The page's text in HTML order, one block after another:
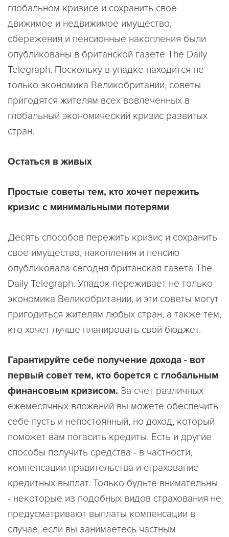
глобальном кризисе и сохранить свое
движимое и недвижимое имущество,
сбережения и пенсионные накопления были
опубликованы в британской газете The Daily
Telegraph. Поскольку в упадке находится не
только экономика Великобритании, советы
пригодятся жителям всех вовлеченных в
глобальный экономический кризис развитых
стран.
Остаться в живых
Простые советы тем, кто хочет пережить
кризис с минимальными потерями
Десять способов пережить кризис и сохранить
свое имущество, накопления и пенсию
опубликовала сегодня британская газета The
Daily Telegraph. Упадок переживает не только
экономика Великобритании, и эти советы могут
пригодиться жителям любых стран, а также тем,
кто хочет лучше планировать свой бюджет.
Гарантируйте себе получение дохода - вот
первый совет тем, кто борется с глобальным
финансовым кризисом. За счет различных
ежемесячных вложений вы можете обеспечить
себе пусть и непостоянный, но доход, который
поможет вам погасить кредиты. Есть и другие
способы получить средства - в частности,
компенсации правительства и страхование
кредитных выплат. Только будьте внимательны
- некоторые из подобных видов страхования не
предусматривают выплаты компенсации в
случае, если вы занимаетесь частным